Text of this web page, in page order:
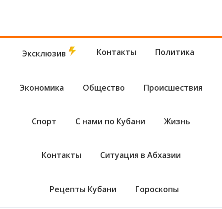
Эксклюзив Контакты Политика
Экономика Общество Происшествия
Спорт С нами по Кубани Жизнь
Контакты Ситуация в Абхазии
Рецепты Кубани Гороскопы